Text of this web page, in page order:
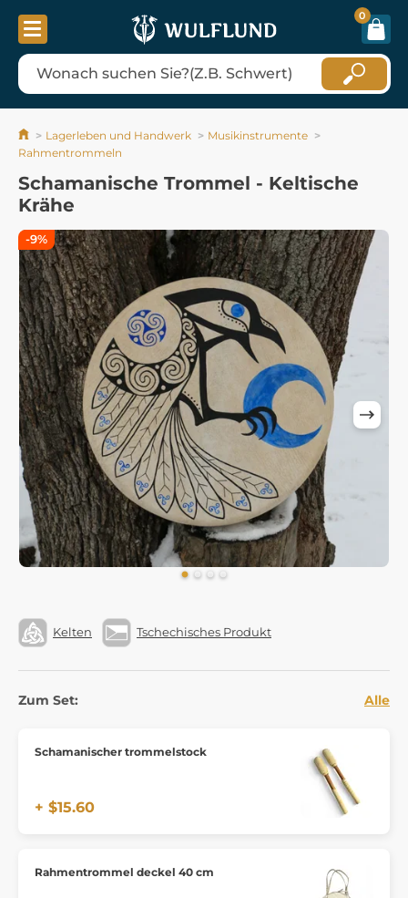
0
Lagerleben und Handwerk
Musikinstrumente
Rahmentrommeln
Schamanische Trommel - Keltische
Krähe
Kelten Tschechisches Produkt
Zum Set: Alle
Schamanischer trommelstock
+ $15.60
Rahmentrommel deckel 40 cm
-9%